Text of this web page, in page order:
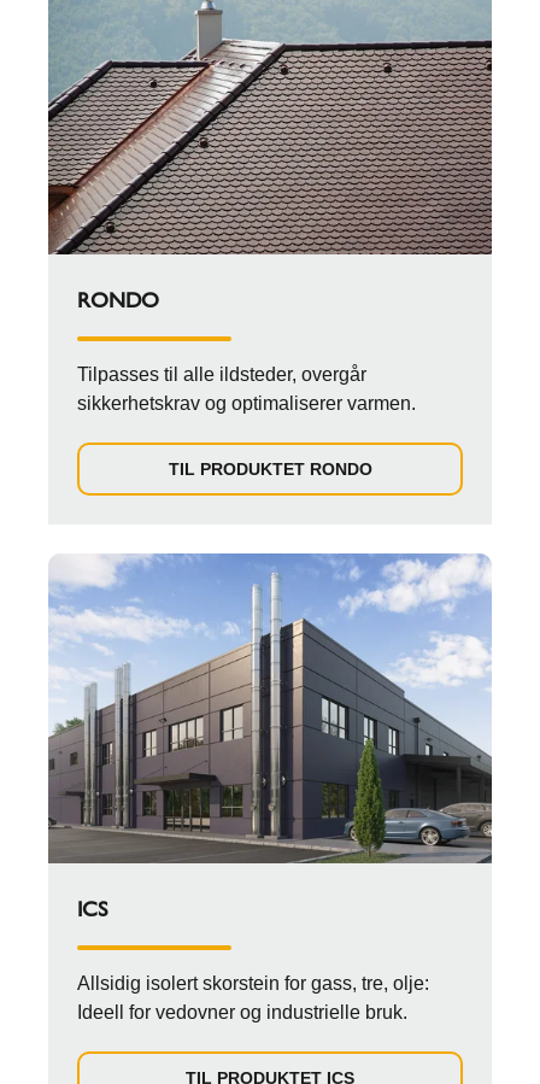
RONDO
Tilpasses til alle ildsteder, overgår
sikkerhetskrav og optimaliserer varmen.
TIL PRODUKTET RONDO
ICS
Allsidig isolert skorstein for gass, tre, olje:
Ideell for vedovner og industrielle bruk.
TIL PRODUKTET ICS